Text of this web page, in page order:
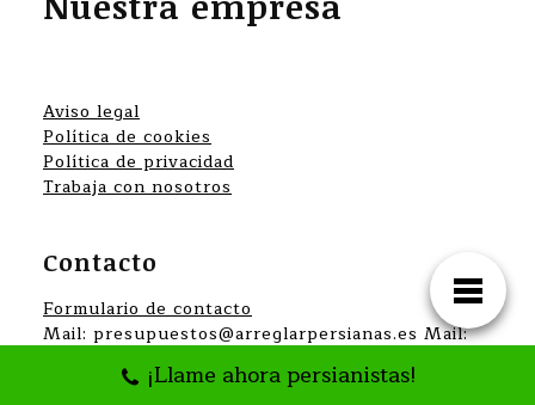
Aviso legal
Política de cookies
Política de privacidad
Trabaja con nosotros
Contacto
Formulario de contacto
Mail: presupuestos@arreglarpersianas.es Mail:
¡Llame ahora persianistas!